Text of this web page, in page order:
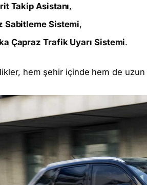
Takip Asistanı,
Sabitleme Sistemi,
Çapraz Trafik Uyarı Sistemi.
hem şehir içinde hem de